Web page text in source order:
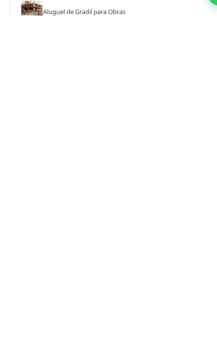
Aluguel de Gradil para Obras